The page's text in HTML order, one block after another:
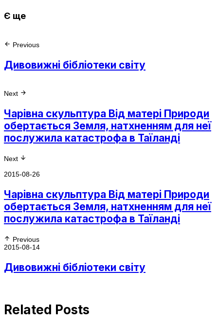
Є ще
Previous
Дивовижні бібліотеки світу
Next
Чарівна скульптура Від матері Природи
обертається Земля, натхненням для неї
послужила катастрофа в Таїланді
Next
2015-08-26
Чарівна скульптура Від матері Природи
обертається Земля, натхненням для неї
послужила катастрофа в Таїланді
Previous
2015-08-14
Дивовижні бібліотеки світу
Related Posts